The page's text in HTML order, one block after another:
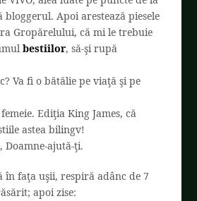
bloggerul. Apoi arestează piesele
Gropărelului, că mi le trebuie
bestiilor, să-şi rupă
Va fi o bătălie pe viaţă şi pe
Ediţia King James, că
astea bilingv!
Doamne-ajută-ţi.
în faţa uşii, respiră adânc de 7
apoi zise: